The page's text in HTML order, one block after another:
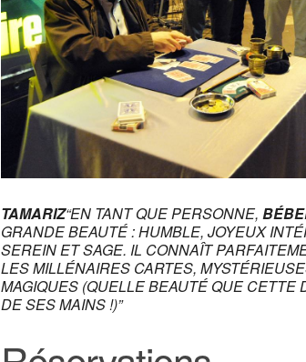
TAMARIZ“EN TANT QUE PERSONNE,
GRANDE BEAUTÉ : HUMBLE, JOYEUX
SEREIN ET SAGE. IL CONNAÎT
LES MILLÉNAIRES CARTES,
MAGIQUES (QUELLE BEAUTÉ QUE
DE SES MAINS !)”